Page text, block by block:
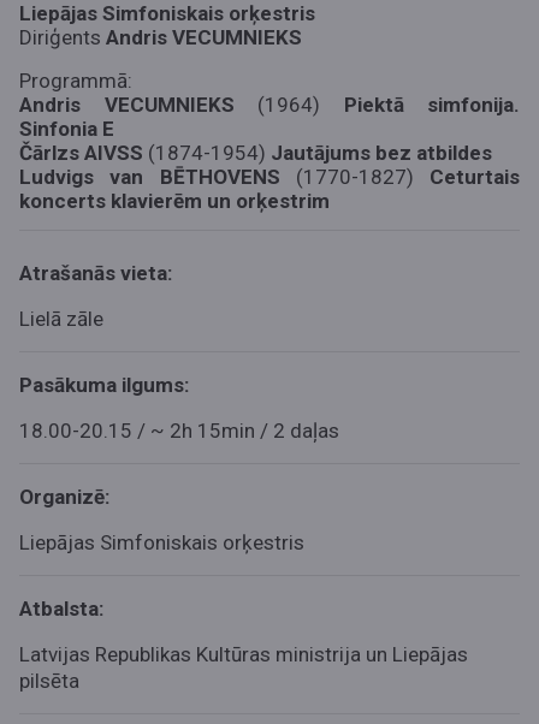
Liepājas Simfoniskais orķestris
Diriģents Andris VECUMNIEKS
Programmā:
Andris VECUMNIEKS
(1964)
Piektā simfonija.
Sinfonia E
Čārlzs AIVSS (1874-1954) Jautājums bez atbildes
Ludvigs van BĒTHOVENS
(1770-1827)
Ceturtais
koncerts klavierēm un orķestrim
Atrašanās vieta:
Lielā zāle
Pasākuma ilgums:
18.00-20.15 / ~ 2h 15min / 2 daļas
Organizē:
Liepājas Simfoniskais orķestris
Atbalsta:
Latvijas Republikas Kultūras ministrija un Liepājas
pilsēta